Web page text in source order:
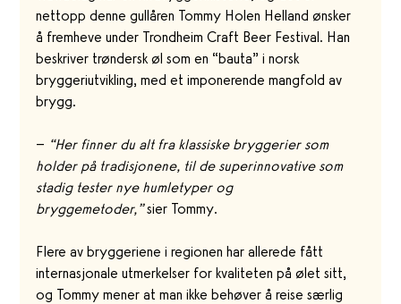
nettopp denne gullåren Tommy Holen Helland ønsker
å fremheve under Trondheim Craft Beer Festival. Han
beskriver trøndersk øl som en “bauta” i norsk
bryggeriutvikling, med et imponerende mangfold av
brygg.
– “Her finner du alt fra klassiske bryggerier som
holder på tradisjonene, til de superinnovative som
stadig tester nye humletyper og
bryggemetoder,” sier Tommy.
Flere av bryggeriene i regionen har allerede fått
internasjonale utmerkelser for kvaliteten på ølet sitt,
og Tommy mener at man ikke behøver å reise særlig